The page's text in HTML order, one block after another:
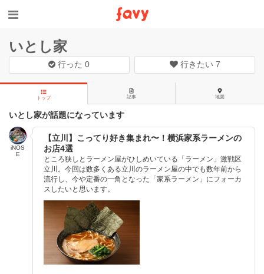
いとし家
行った0 行きたい 7
トップ 記事 地図
いとし家が話題になっています
iNOS
E
【立川】こってり好き集まれ〜！横浜家系ラーメンの
お店4選
ところ狭しとラーメン屋がひしめいている「ラーメン」激戦区
立川。今回は数多くある立川のラーメン屋の中でも数年前から
流行し、今や定番の一角となった「家系ラーメン」にフォーカ
スしたいと思います。